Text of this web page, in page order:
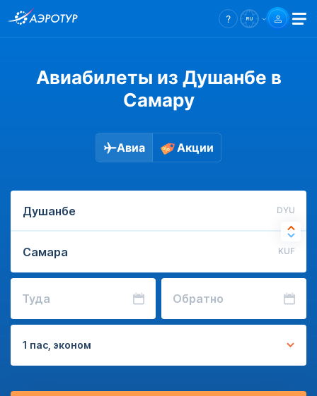
Авиабилеты из Душанбе в
Самару
Авиа Акции
DYU
KUF
Туда Обратно
1 пас, эконом